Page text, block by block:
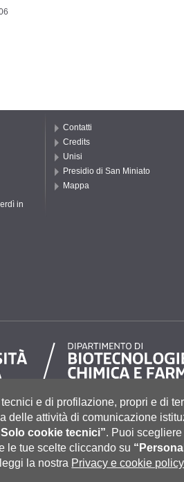
in
Contatti
Credits
Unisi
Presidio di San Miniato
Mappa
via Banchi di Sotto 55, 53100 Siena ITALIA
|Coordinate bancarie|Caselle Pec: Posta
con il Pubblico Tel. 0577 235555 (dal
e di profilazione, propri e di
delle attività di comunicazione
cookie tecnici”. Puoi
le tue scelte cliccando su
la nostra Privacy e cookie policy